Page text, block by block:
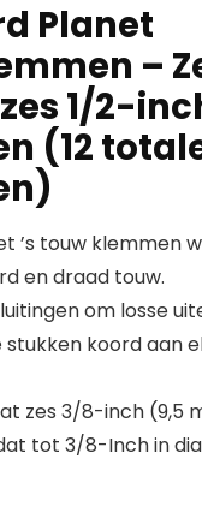
Planet
–
1/2-
(12
’s touw klemmen
en draad touw.
om losse
stukken koord aan
zes 3/8-inch (9,5
tot 3/8-Inch in